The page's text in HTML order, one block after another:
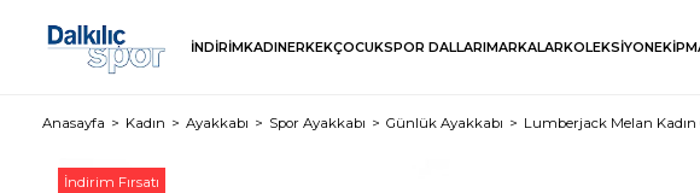
İNDİRİMKADINERKEKÇOCUKSPOR DALLARIMARKALARKOLEKSİYON
Anasayfa Kadın Ayakkabı Spor Ayakkabı Günlük Ayakkabı Lumberjack Melan Kadın
İndirim Fırsatı